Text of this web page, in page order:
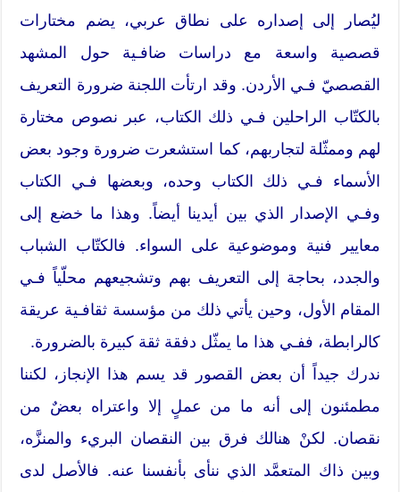
ليُصار إلى إصداره على نطاق عربي، يضم مختارات
قصصية واسعة مع دراسات ضافـية حول المشهد
القصصيّ فـي الأردن. وقد ارتأت اللجنة ضرورة التعريف
بالكتّاب الراحلين فـي ذلك الكتاب، عبر نصوص مختارة
لهم وممثّلة لتجاربهم، كما استشعرت ضرورة وجود بعض
الأسماء فـي ذلك الكتاب وحده، وبعضها فـي الكتاب
وفـي الإصدار الذي بين أيدينا أيضاً. وهذا ما خضع إلى
معايير فنية وموضوعية على السواء. فالكتّاب الشباب
والجدد، بحاجة إلى التعريف بهم وتشجيعهم محلّياً فـي
المقام الأول، وحين يأتي ذلك من مؤسسة ثقافـية عريقة
كالرابطة، ففـي هذا ما يمثّل دفقة ثقة كبيرة بالضرورة.
ندرك جيداً أن بعض القصور قد يسم هذا الإنجاز، لكننا
مطمئنون إلى أنه ما من عملٍ إلا واعتراه بعضٌ من
نقصان. لكنْ هنالك فرق بين النقصان البريء والمنزَّه،
وبين ذاك المتعمَّد الذي ننأى بأنفسنا عنه. فالأصل لدى